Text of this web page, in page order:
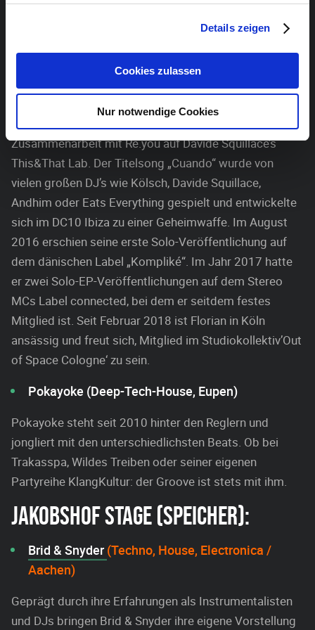
Details zeigen
Cookies zulassen
Nur notwendige Cookies
Nach vielen Jahren, in denen er sich dem DJing und
Musik zu produzieren. Im Jahr 2012 verließ er seine
rheinische Heimat in Richtung Berlin und begann sein
Studium im Bereich Audiodesign. Im Juni 2016 hatte er
seine erste Veröffentlichung, eine Zwei-Track-EP in
Zusammenarbeit mit Re.you auf Davide Squillace’s
This&That Lab. Der Titelsong „Cuando“ wurde von
vielen großen DJ’s wie Kölsch, Davide Squillace,
Andhim oder Eats Everything gespielt und entwickelte
sich im DC10 Ibiza zu einer Geheimwaffe. Im August
2016 erschien seine erste Solo-Veröffentlichung auf
dem dänischen Label „Kompliké“. Im Jahr 2017 hatte
er zwei Solo-EP-Veröffentlichungen auf dem Stereo
MCs Label connected, bei dem er seitdem festes
Mitglied ist. Seit Februar 2018 ist Florian in Köln
ansässig und freut sich, Mitglied im Studiokollektiv’Out
of Space Cologne‘ zu sein.
Pokayoke (Deep-Tech-House, Eupen)
Pokayoke steht seit 2010 hinter den Reglern und
jongliert mit den unterschiedlichsten Beats. Ob bei
Trakasspa, Wildes Treiben oder seiner eigenen
Partyreihe KlangKultur: der Groove ist stets mit ihm.
JAKOBSHOF STAGE (SPEICHER):
Brid & Snyder (Techno, House, Electronica /
Aachen)
Geprägt durch ihre Erfahrungen als Instrumentalisten
und DJs bringen Brid & Snyder ihre eigene Vorstellung